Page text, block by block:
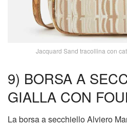
Jacquard Sand tracollina con
9) BORSA A
GIALLA CON
La borsa a secchiello Alviero